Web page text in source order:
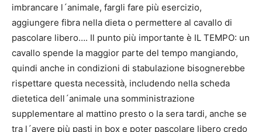
imbrancare l´animale, fargli fare più esercizio,
aggiungere fibra nella dieta o permettere al cavallo di
pascolare libero…. Il punto più importante è IL TEMPO: un
cavallo spende la maggior parte del tempo mangiando,
quindi anche in condizioni di stabulazione bisognerebbe
rispettare questa necessità, includendo nella scheda
dietetica dell´animale una somministrazione
supplementare al mattino presto o la sera tardi, anche se
tra l´avere più pasti in box e poter pascolare libero credo